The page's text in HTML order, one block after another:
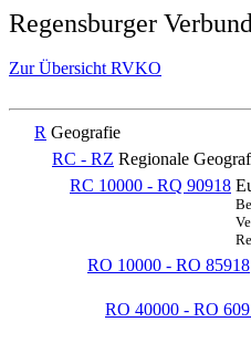
Regensburger
Zur Übersicht RVKO
R Geografie
RC - RZ Regionale
RC 10000 - RQ 90918
RO 10000 - RO 85918
RO 40000 - RO